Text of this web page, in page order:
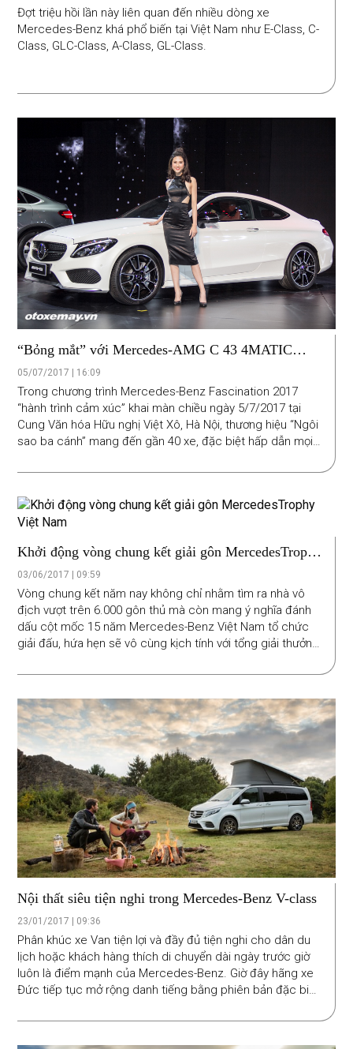
Đợt triệu hồi lần này liên quan đến nhiều dòng xe
Mercedes-Benz khá phổ biến tại Việt Nam như E-Class, C-
Class, GLC-Class, A-Class, GL-Class.
“Bỏng mắt” với Mercedes-AMG C 43 4MATIC
Coupé
05/07/2017 | 16:09
Trong chương trình Mercedes-Benz Fascination 2017
“hành trình cảm xúc” khai màn chiều ngày 5/7/2017 tại
Cung Văn hóa Hữu nghị Việt Xô, Hà Nội, thương hiệu “Ngôi
sao ba cánh” mang đến gần 40 xe, đặc biệt hấp dẫn mọi
Khởi động vòng chung kết giải gôn MercedesTrophy
Việt Nam
03/06/2017 | 09:59
Vòng chung kết năm nay không chỉ nhằm tìm ra nhà vô
địch vượt trên 6.000 gôn thủ mà còn mang ý nghĩa đánh
dấu cột mốc 15 năm Mercedes-Benz Việt Nam tổ chức
giải đấu, hứa hẹn sẽ vô cùng kịch tính với tổng giải thưởng
Nội thất siêu tiện nghi trong Mercedes-Benz V-class
23/01/2017 | 09:36
Phân khúc xe Van tiện lợi và đầy đủ tiện nghi cho dân du
lịch hoặc khách hàng thích di chuyển dài ngày trước giờ
luôn là điểm mạnh của Mercedes-Benz. Giờ đây hãng xe
Đức tiếp tục mở rộng danh tiếng bằng phiên bản đặc biệt